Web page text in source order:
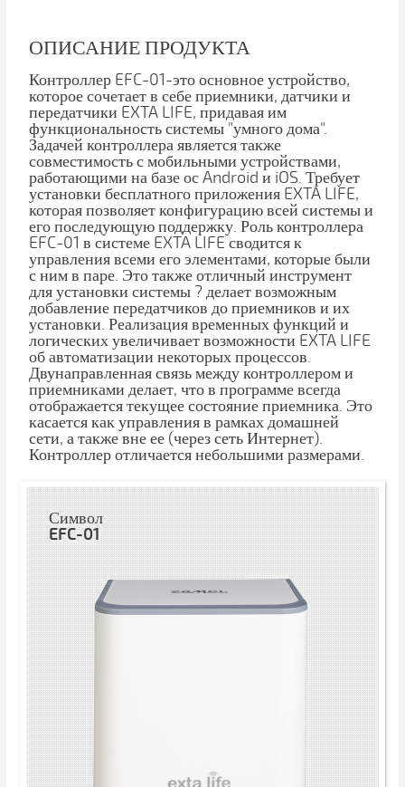
ОПИСАНИЕ ПРОДУКТА
Контроллер EFC-01-это основное устройство,
которое сочетает в себе приемники, датчики и
передатчики EXTA LIFE, придавая им
функциональность системы "умного дома".
Задачей контроллера является также
совместимость с мобильными устройствами,
работающими на базе ос Android и iOS. Требует
установки бесплатного приложения EXTA LIFE,
которая позволяет конфигурацию всей системы и
его последующую поддержку. Роль контроллера
EFC-01 в системе EXTA LIFE сводится к
управления всеми его элементами, которые были
с ним в паре. Это также отличный инструмент
для установки системы ? делает возможным
добавление передатчиков до приемников и их
установки. Реализация временных функций и
логических увеличивает возможности EXTA LIFE
об автоматизации некоторых процессов.
Двунаправленная связь между контроллером и
приемниками делает, что в программе всегда
отображается текущее состояние приемника. Это
касается как управления в рамках домашней
сети, а также вне ее (через сеть Интернет).
Контроллер отличается небольшими размерами.
Символ
EFC-01